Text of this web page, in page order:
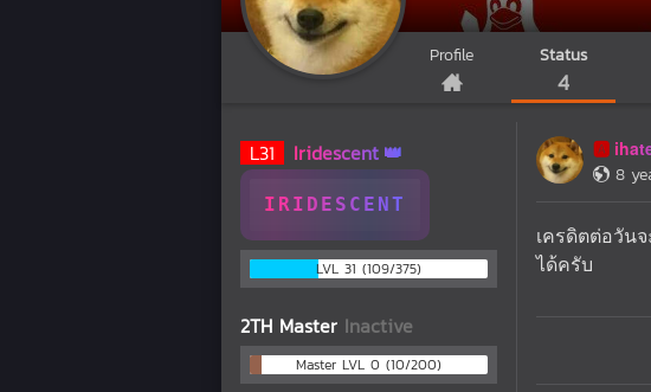
Profile Status
4
L31 Iridescent
IRIDESCENT
LVL 31 (109/375)
2TH Master Inactive
Master LVL 0 (10/200)
🅰️
8
เครดิตต่อวัน
ได้ครับ